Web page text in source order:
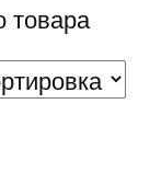
товара